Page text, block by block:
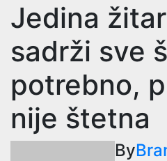
Jedina
sadrži sve
potrebno,
nije štetna
By